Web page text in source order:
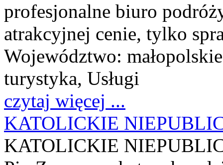
profesjonalne biuro
atrakcyjnej cenie, tylko
Województwo: małopolskie
turystyka, Usługi
czytaj więcej ...
KATOLICKIE
KATOLICKIE